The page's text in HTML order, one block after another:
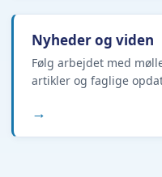
Nyheder og viden
Følg arbejdet med
artikler og faglige
→